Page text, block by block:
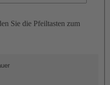
Sie die Pfeiltasten zum